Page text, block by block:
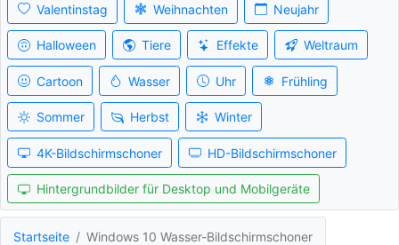
Valentinstag Weihnachten Neujahr
Halloween Tiere Effekte Weltraum
Cartoon Wasser Uhr Frühling
Sommer Herbst Winter
4K-Bildschirmschoner HD-Bildschirmschoner
Hintergrundbilder für Desktop und Mobilgeräte
Startseite Windows 10 Wasser-Bildschirmschoner